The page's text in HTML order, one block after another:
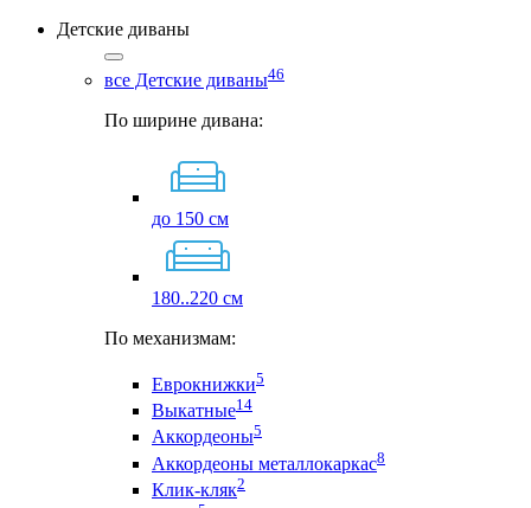
Детские диваны
все Детские диваны46
По ширине дивана:
до 150 см
180..220 см
По механизмам:
Еврокнижки5
Выкатные14
Аккордеоны5
Аккордеоны металлокаркас8
Клик-кляк2